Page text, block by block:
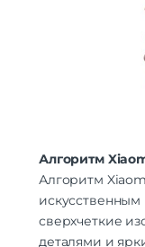
Алгоритм
Алгоритм
искусственным
сверхчеткие
деталями и